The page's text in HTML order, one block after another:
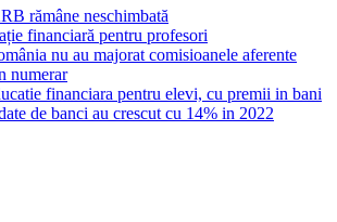
rămâne neschimbată
financiară pentru profesori
nu au majorat comisioanele aferente
numerar
financiara pentru elevi, cu premii in bani
de banci au crescut cu 14% in 2022